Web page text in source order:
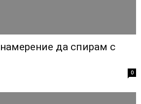
да спирам с
0